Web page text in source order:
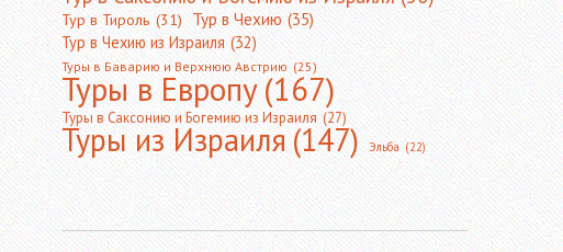
Тур в Тироль (31) Тур в Чехию (35)
Тур в Чехию из Израиля (32)
Туры в Баварию и Верхнюю Австрию (25)
Туры в Европу(167)
Туры в Саксонию и Богемию из Израиля (27)
Туры из Израиля(147) Эльба (22)